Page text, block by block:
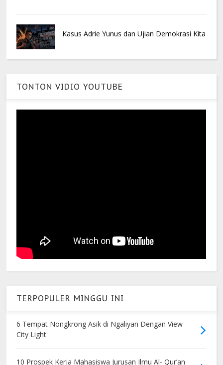
Kasus Adrie Yunus dan Ujian Demokrasi Kita
TONTON VIDIO YOUTUBE
TERPOPULER MINGGU INI
6 Tempat Nongkrong Asik di Ngaliyan Dengan View
City Light
10 Prospek Kerja Mahasiswa Jurusan Ilmu Al- Qur’an